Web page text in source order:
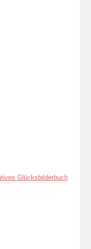
Glücksbilderbuch